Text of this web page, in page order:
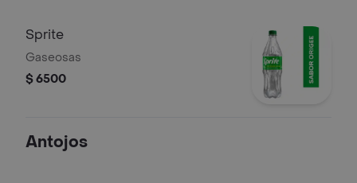
Sprite
Gaseosas
$ 6500
Antojos